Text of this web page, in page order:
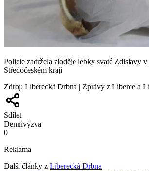
Policie zadržela zloděje lebky svaté Zdislavy
Středočeském kraji
Zdroj: Liberecká Drbna | Zprávy z Liberce a
Sdílet
Dennívýzva
0
Reklama
Další články z Liberecká Drbna